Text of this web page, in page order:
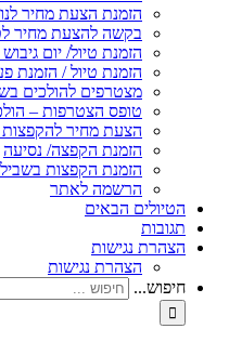
הזמנת הצעת מחיר
בקשה להצעת מחיר
הזמנת טיול/ יום
הזמנת טיול / הזמנת
מצטרפים להולכים
טופס הצטרפות –
הצעת מחיר להקפצות
הזמנת הקפצה/ נסיעה
הזמנת הקפצות
הרשמה לאתר
הטיולים הבאים
תגובות
הצהרת נגישות
הצהרת נגישות
חיפוש...